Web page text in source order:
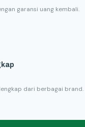
garansi uang kembali.
dari berbagai brand.